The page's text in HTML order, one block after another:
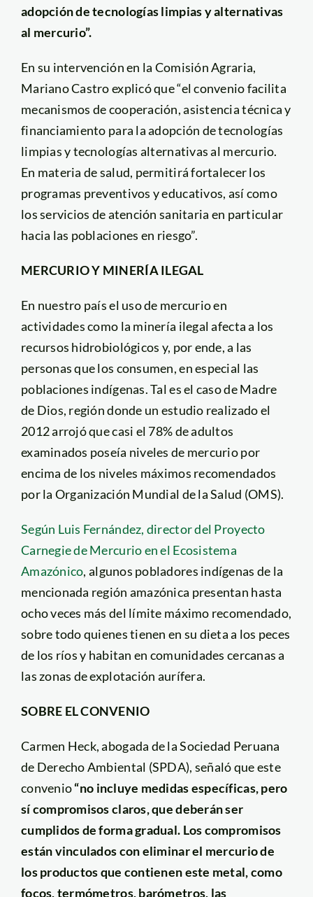
adopción de tecnologías limpias y alternativas
al mercurio”.
En su intervención en la Comisión Agraria,
Mariano Castro explicó que “el convenio facilita
mecanismos de cooperación, asistencia técnica y
financiamiento para la adopción de tecnologías
limpias y tecnologías alternativas al mercurio.
En materia de salud, permitirá fortalecer los
programas preventivos y educativos, así como
los servicios de atención sanitaria en particular
hacia las poblaciones en riesgo”.
MERCURIO Y MINERÍA ILEGAL
En nuestro país el uso de mercurio en
actividades como la minería ilegal afecta a los
recursos hidrobiológicos y, por ende, a las
personas que los consumen, en especial las
poblaciones indígenas. Tal es el caso de Madre
de Dios, región donde un estudio realizado el
2012 arrojó que casi el 78% de adultos
examinados poseía niveles de mercurio por
encima de los niveles máximos recomendados
por la Organización Mundial de la Salud (OMS).
Según Luis Fernández, director del Proyecto
Carnegie de Mercurio en el Ecosistema
Amazónico, algunos pobladores indígenas de la
mencionada región amazónica presentan hasta
ocho veces más del límite máximo recomendado,
sobre todo quienes tienen en su dieta a los peces
de los ríos y habitan en comunidades cercanas a
las zonas de explotación aurífera.
SOBRE EL CONVENIO
Carmen Heck, abogada de la Sociedad Peruana
de Derecho Ambiental (SPDA), señaló que este
convenio“no incluye medidas específicas, pero
sí compromisos claros, que deberán ser
cumplidos de forma gradual. Los compromisos
están vinculados con eliminar el mercurio de
los productos que contienen este metal, como
focos, termómetros, barómetros, las